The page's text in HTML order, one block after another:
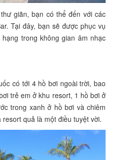
giãn, bạn có thể đến với các
Tại đây, bạn sẽ được phục vụ
trong không gian âm nhạc
có tới 4 hồ bơi ngoài trời, bao
trẻ em ở khu resort, 1 hồ bơi ở
trong xanh ở hồ bơi và chiêm
quả là một điều tuyệt vời.